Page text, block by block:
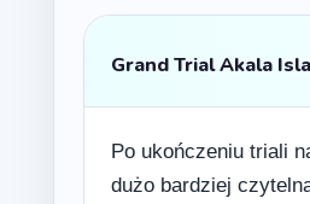
Grand Trial Akala
Po ukończeniu triali
dużo bardziej